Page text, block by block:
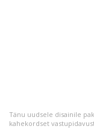
Tänu uudsele disainile
kahekordset